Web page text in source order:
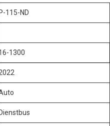
115-ND
1300